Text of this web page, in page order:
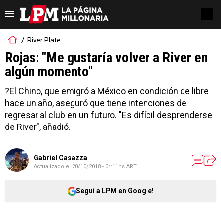
River Plate
Rojas: "Me gustaría volver a River en
algún momento"
?El Chino, que emigró a México en condición de libre
hace un año, aseguró que tiene intenciones de
regresar al club en un futuro. "Es difícil desprenderse
de River", añadió.
Gabriel Casazza
Actualizado el 20/10/2018 - 04:11hs ART
Seguí a LPM en Google!